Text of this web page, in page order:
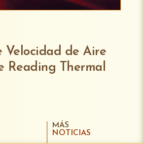
Velocidad de Aire
Reading Thermal
MÁS
NOTICIAS